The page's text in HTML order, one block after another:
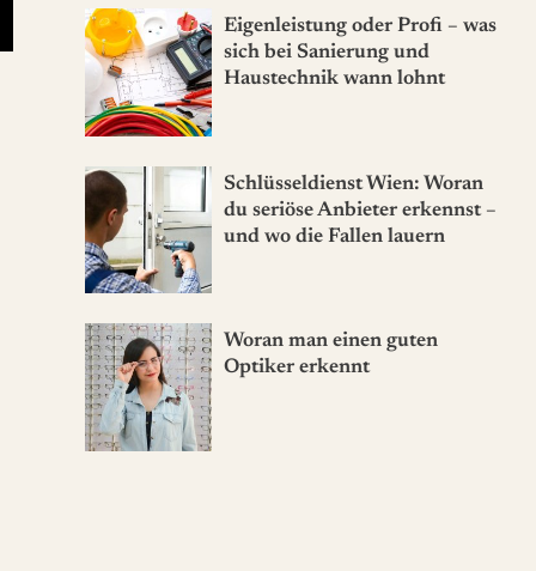
Eigenleistung oder Profi – was
sich bei Sanierung und
Haustechnik wann lohnt
Schlüsseldienst Wien: Woran
du seriöse Anbieter erkennst –
und wo die Fallen lauern
Woran man einen guten
Optiker erkennt